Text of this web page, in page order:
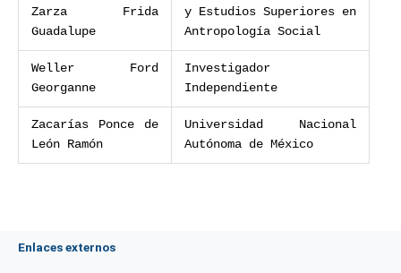
Zarza Frida
Guadalupe
y Estudios Superiores en
Antropología Social
Weller Ford
Georganne
Investigador
Independiente
Zacarías Ponce de
León Ramón
Universidad Nacional
Autónoma de México
Enlaces externos